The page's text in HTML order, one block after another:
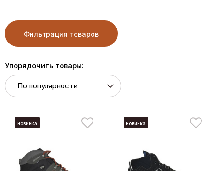
Фильтрация товаров
Упорядочить товары:
новинка новинка